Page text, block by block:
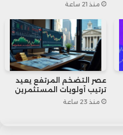
المحدد.
منذ 21 ساعة
عصر التضخم المرتفع يعيد
ترتيب أولويات المستثمرين
منذ 23 ساعة